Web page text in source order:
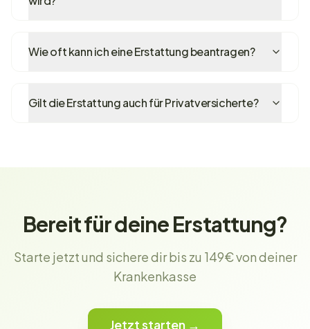
Wie oft kann ich eine Erstattung beantragen?
Gilt die Erstattung auch für Privatversicherte?
Bereit für deine Erstattung?
Starte jetzt und sichere dir bis zu 149€ von deiner
Krankenkasse
Jetzt starten →